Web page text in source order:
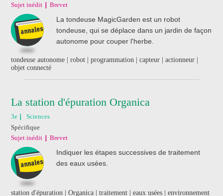
Sujet inédit
Brevet
La tondeuse MagicGarden est un robot
tondeuse, qui se déplace dans un jardin de façon
autonome pour couper l'herbe.
tondeuse autonome | robot | programmation | capteur | actionneur |
objet connecté
La station d'épuration Organica
3e
Sciences
Spécifique
Sujet inédit
Brevet
Indiquer les étapes successives de traitement
des eaux usées.
station d'épuration | Organica | traitement | eaux usées | environnement